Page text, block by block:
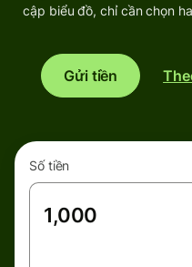
cập biểu đồ, chỉ cần chọn
Gửi tiền
Số tiền